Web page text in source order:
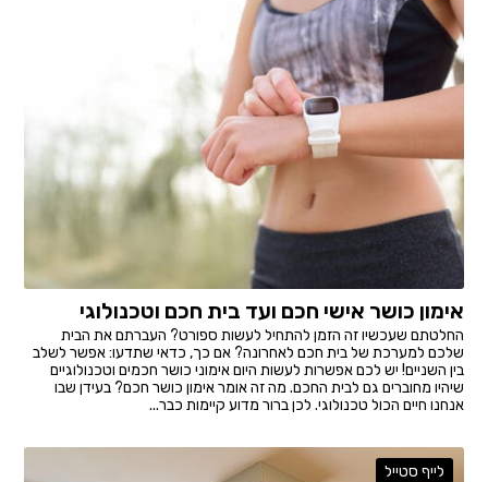
אימון כושר אישי חכם ועד בית חכם וטכנולוגי
החלטתם שעכשיו זה הזמן להתחיל לעשות ספורט? העברתם את הבית
שלכם למערכת של בית חכם לאחרונה? אם כך, כדאי שתדעו: אפשר לשלב
בין השניים! יש לכם אפשרות לעשות היום אימוני כושר חכמים וטכנולוגיים
שיהיו מחוברים גם לבית החכם. מה זה אומר אימון כושר חכם? בעידן שבו
אנחנו חיים הכול טכנולוגי. לכן ברור מדוע קיימות כבר...
לייף סטייל